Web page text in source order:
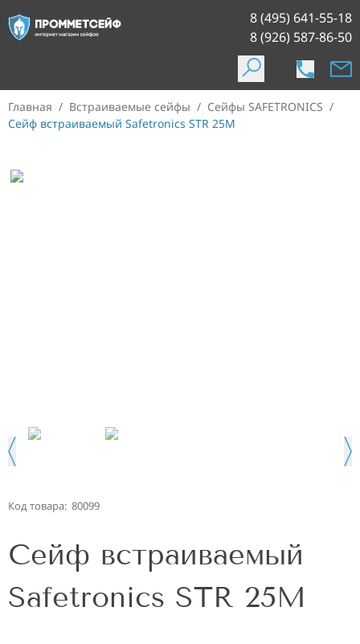
8 (495) 641-55-18
8 (926) 587-86-50
Главная / Встраиваемые сейфы / Сейфы SAFETRONICS /
Сейф встраиваемый Safetronics STR 25M
Код товара: 80099
Сейф встраиваемый
Safetronics STR 25M